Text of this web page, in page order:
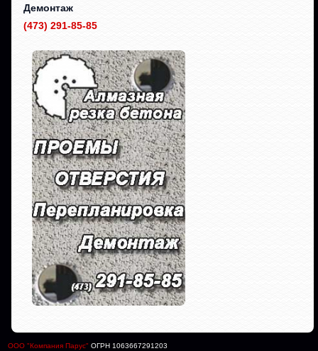
Демонтаж
(473) 291-85-85
ООО "Компания Парус"ОГРН 1063667291203